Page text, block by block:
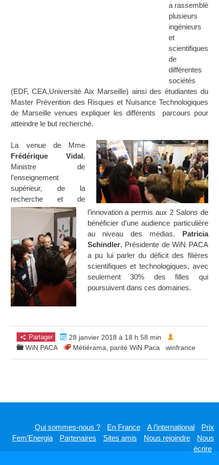
a rassemblé
plusieurs
ingénieurs
et
scientifiques
de
différentes
sociétés
(EDF, CEA,Université Aix Marseille) ainsi des étudiantes du
Master Prévention des Risques et Nuisance Technologiques
de Marseille venues expliquer les différents parcours pour
atteindre le but recherché.
La venue de Mme
Frédérique Vidal,
Ministre de
l’enseignement
supérieur, de la
recherche et de
l’innovation a permis aux 2 Salons de
bénéficier d’une audience particulière
au niveau des médias. Patricia
Schindler, Présidente de WiN PACA
a pu lui parler du déficit des filières
scientifiques et technologiques, avec
seulement 30% des filles qui
poursuivent dans ces domaines.
Partager
28 janvier 2018 à 18 h 58 min
WiN PACA
Métiérama parité WiN Paca winfrance
Qui sommes-nous ? En France A l’international
Prix
Fem’Energia
Partenaires Sites amis Nous rejoindre
Nous
écrire